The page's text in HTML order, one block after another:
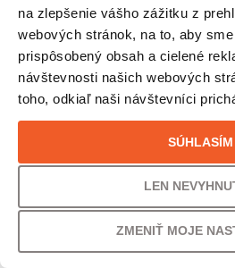
na zlepšenie vášho zážitku z
webových stránok, na to, aby
prispôsobený obsah a cielené
návštevnosti našich webových
toho, odkiaľ naši návštevníci
SÚHLASÍM
LEN
ZMENIŤ MOJE
X-SOCKS® RUN
VEĽKOSŤ
35/38
PÔVODNÁ CENA